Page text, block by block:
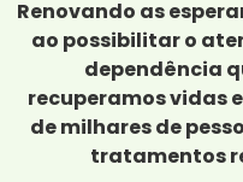
Renovando as
ao possibilitar o
dependência
recuperamos vidas
de milhares de
tratamentos